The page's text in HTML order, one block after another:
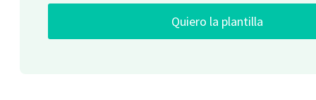
Quiero la plantilla